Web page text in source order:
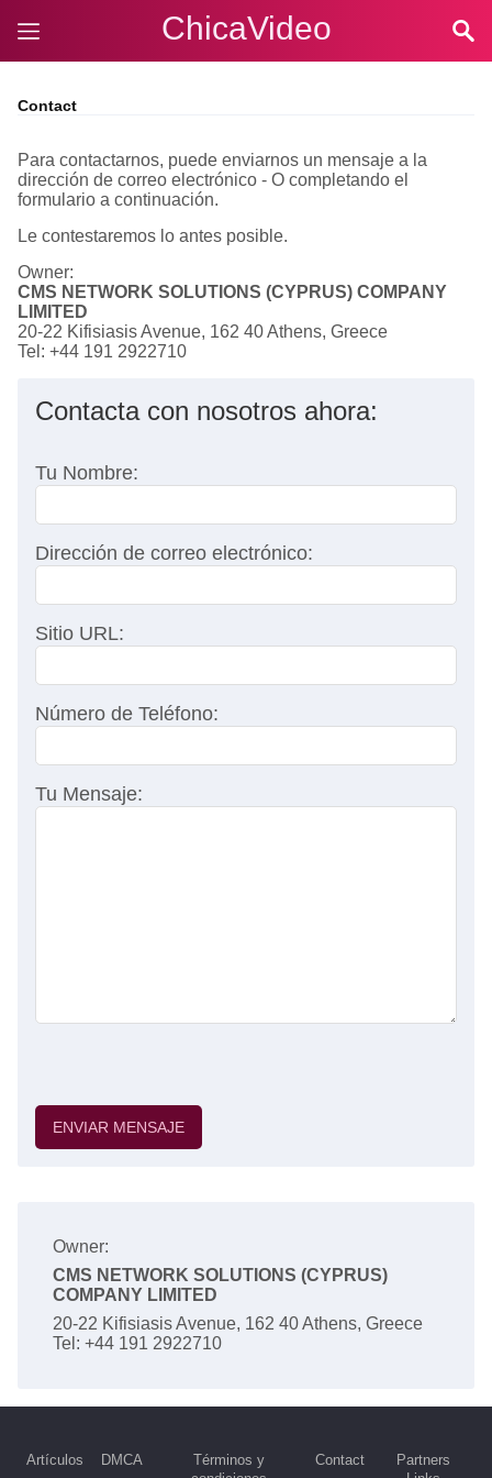
ChicaVideo
Contact
Para contactarnos, puede enviarnos un mensaje a la
dirección de correo electrónico - O completando el
formulario a continuación.
Le contestaremos lo antes posible.
Owner:
CMS NETWORK SOLUTIONS (CYPRUS) COMPANY
LIMITED
20-22 Kifisiasis Avenue, 162 40 Athens, Greece
Tel: +44 191 2922710
Contacta con nosotros ahora:
Tu Nombre:
Dirección de correo electrónico:
Sitio URL:
Número de Teléfono:
Tu Mensaje:
ENVIAR MENSAJE
Owner:
CMS NETWORK SOLUTIONS (CYPRUS)
COMPANY LIMITED
20-22 Kifisiasis Avenue, 162 40 Athens, Greece
Tel: +44 191 2922710
Artículos DMCA
Términos y
Contact
Partners